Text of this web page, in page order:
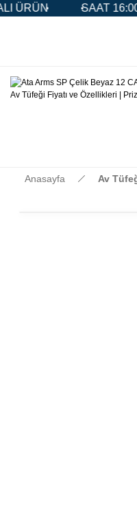
SAAT 16:00'A KADAR
Anasayfa Av